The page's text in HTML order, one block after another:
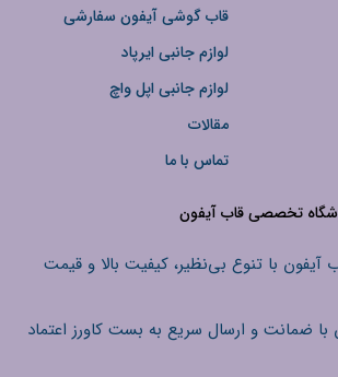
قاب گوشی آیفون سفارشی
لوازم جانبی ایرپاد
لوازم جانبی اپل واچ
مقالات
تماس با ما
تخصصی قاب آیفون
آیفون با تنوع بی‌نظیر، کیفیت بالا و قیمت
با ضمانت و ارسال سریع به بست کاورز اعتماد